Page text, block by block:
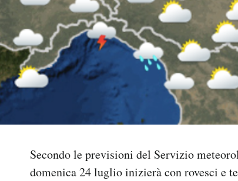
Secondo le previsioni del Servizio
domenica 24 luglio inizierà con rovesci e